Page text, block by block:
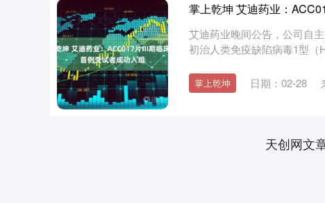
掌上乾坤 艾迪药业：
艾迪药业晚间公告，公司自
初治人类免疫缺陷病毒1型（
掌上乾坤 日期：02-28
天创网文